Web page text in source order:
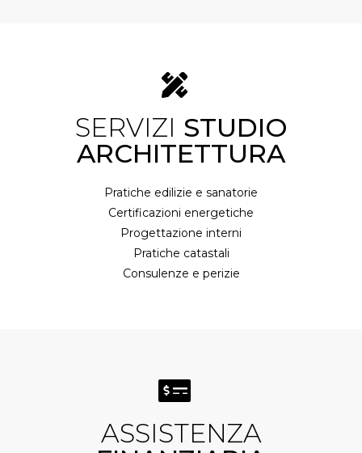
SERVIZI STUDIO
ARCHITETTURA
Pratiche edilizie e sanatorie
Certificazioni energetiche
Progettazione interni
Pratiche catastali
Consulenze e perizie
ASSISTENZA